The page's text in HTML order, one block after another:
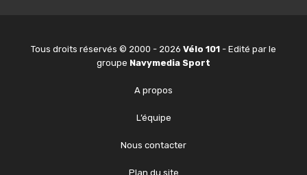
Tous droits réservés © 2000 - 2026 Vélo 101 - Edité par le
groupe Navymedia Sport
A propos
L’équipe
Nous contacter
Plan du site